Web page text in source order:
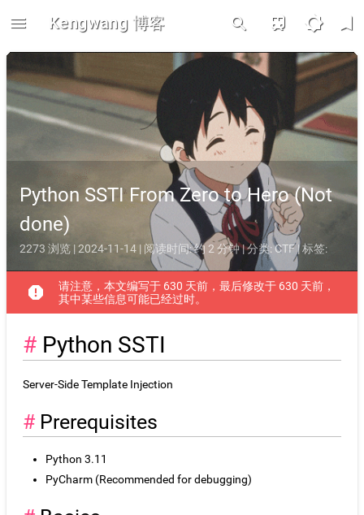
menu Kengwang 博客 search train brightness_5 bookmark
Python SSTI From Zero to Hero (Not
done)
2273 浏览 | 2024-11-14 | 阅读时间: 约 2 分钟 | 分类:CTF| 标签:
report
请注意，本文编写于 630 天前，最后修改于 630 天前，
其中某些信息可能已经过时。
Python SSTI
Server-Side Template Injection
Prerequisites
Python 3.11
PyCharm (Recommended for debugging)